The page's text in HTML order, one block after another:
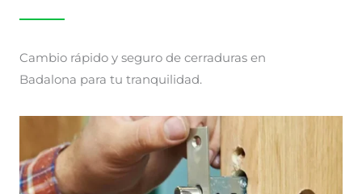
Cambio rápido y seguro de cerraduras en
Badalona para tu tranquilidad.